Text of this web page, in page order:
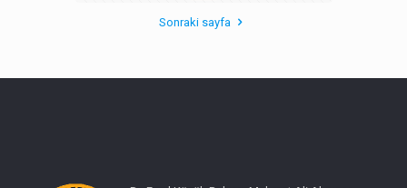
Sonraki sayfa